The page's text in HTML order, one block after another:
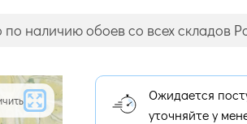
наличию обоев со всех складов
Ожидается поступление,
уточняйте у